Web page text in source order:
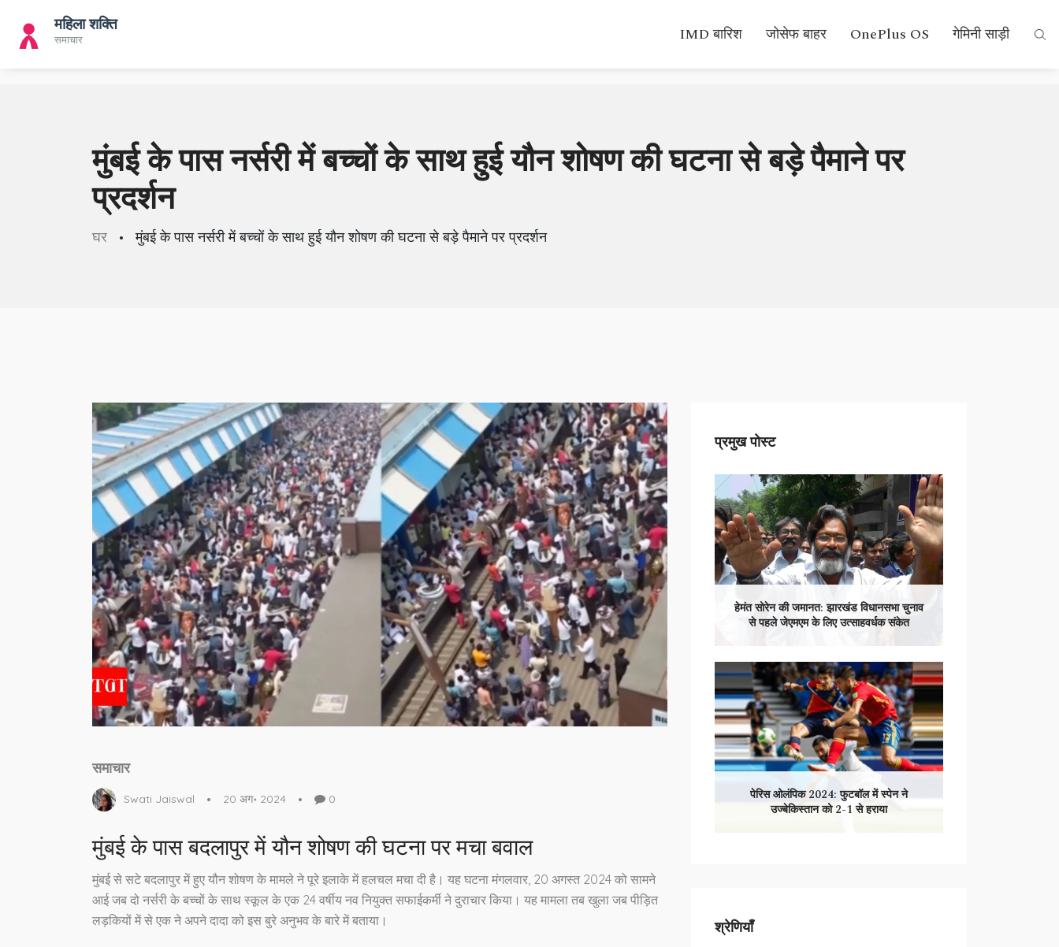
IMD बारिश जोसेफ बाहर OnePlus OS गेमिनी साड़ी
मुंबई के पास नर्सरी में बच्चों के साथ हुई यौन शोषण की घटना से बड़े पैमाने पर
प्रदर्शन
घर मुंबई के पास नर्सरी में बच्चों के साथ हुई यौन शोषण की घटना से बड़े पैमाने पर प्रदर्शन
समाचार
Swati Jaiswal 20 अग॰ 2024 0
मुंबई के पास बदलापुर में यौन शोषण की घटना पर मचा बवाल
मुंबई से सटे बदलापुर में हुए यौन शोषण के मामले ने पूरे इलाके में हलचल मचा दी है। यह घटना मंगलवार, 20 अगस्त 2024 को सामने
आई जब दो नर्सरी के बच्चों के साथ स्कूल के एक 24 वर्षीय नव नियुक्त सफाईकर्मी ने दुराचार किया। यह मामला तब खुला जब पीड़ित
लड़कियों में से एक ने अपने दादा को इस बुरे अनुभव के बारे में बताया।
प्रमुख पोस्ट
हेमंत सोरेन की जमानत: झारखंड विधानसभा चुनाव
से पहले जेएमएम के लिए उत्साहवर्धक संकेत
पेरिस ओलंपिक 2024: फुटबॉल में स्पेन ने
उज्बेकिस्तान को 2-1 से हराया
श्रेणियाँ